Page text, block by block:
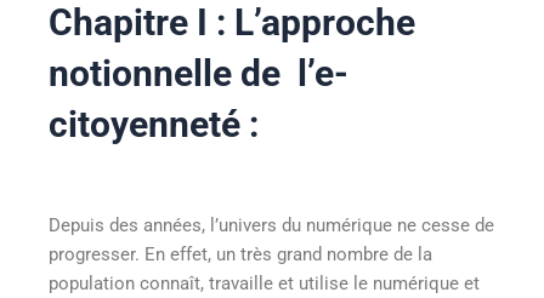
Chapitre I : L’approche
notionnelle de l’e-
citoyenneté :
Depuis des années, l’univers du numérique ne cesse de
progresser. En effet, un très grand nombre de la
population connaît, travaille et utilise le numérique et